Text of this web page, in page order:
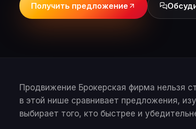
Получить предложение
Продвижение Брокерская фирма нельзя
в этой нише сравнивает предложения,
выбирает того, кто быстрее и